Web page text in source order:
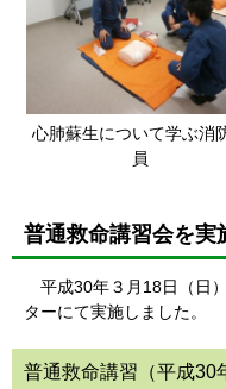
心肺蘇生について学ぶ消
員
普通救命講習会を実
平成30年３月18日（日
ターにて実施しました。
普通救命講習（平成30